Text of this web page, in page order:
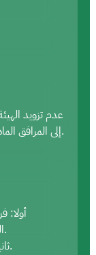
عدم تزويد
إلى المرافق المادية أو ما في حكمها خلال (10) أيام من توقيعها.
أولا:
اللاسلكية) بمبلغ قدره (50,000) ريال سعودي.
ثانيا: نشر هذه العقوبة في الموقع الإلكتروني للهيئة.